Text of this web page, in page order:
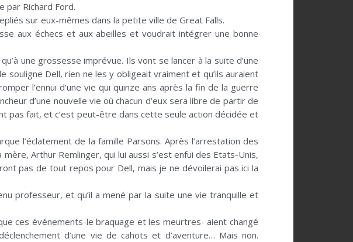
Richard Ford.
sur eux-mêmes dans la petite ville de Great Falls.
aux échecs et aux abeilles et voudrait intégrer une bonne
une grossesse imprévue. Ils vont se lancer à la suite d’une
Dell, rien ne les y obligeait vraiment et qu’ils auraient
l’ennui d’une vie qui quinze ans après la fin de la guerre
d’une nouvelle vie où chacun d’eux sera libre de partir de
pas fait, et c’est peut-être dans cette seule action décidée et
l’éclatement de la famille Parsons. Après l’arrestation des
Arthur Remlinger, qui lui aussi s’est enfui des Etats-Unis,
pas de tout repos pour Dell, mais je ne dévoilerai pas ici la
professeur, et qu’il a mené par la suite une vie tranquille et
ces événements-le braquage et les meurtres- aient changé
d’une vie de cahots et d’aventure… Mais non.